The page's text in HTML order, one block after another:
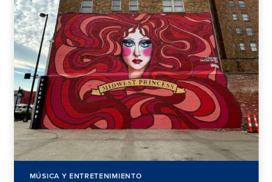
MÚSICA Y ENTRETENIMIENTO